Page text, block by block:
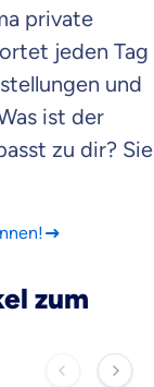
private
jeden Tag
und
ist der
zu dir? Sie
zum